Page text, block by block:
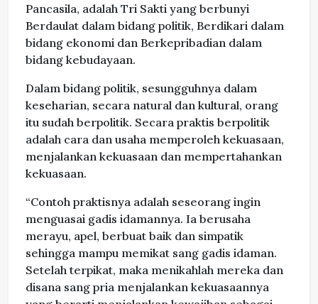
Pancasila, adalah Tri Sakti yang berbunyi
Berdaulat dalam bidang politik, Berdikari dalam
bidang ekonomi dan Berkepribadian dalam
bidang kebudayaan.
Dalam bidang politik, sesungguhnya dalam
keseharian, secara natural dan kultural, orang
itu sudah berpolitik. Secara praktis berpolitik
adalah cara dan usaha memperoleh kekuasaan,
menjalankan kekuasaan dan mempertahankan
kekuasaan.
“Contoh praktisnya adalah seseorang ingin
menguasai gadis idamannya. Ia berusaha
merayu, apel, berbuat baik dan simpatik
sehingga mampu memikat sang gadis idaman.
Setelah terpikat, maka menikahlah mereka dan
disana sang pria menjalankan kekuasaannya